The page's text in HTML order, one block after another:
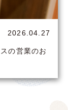
2026.04.27
の営業のお